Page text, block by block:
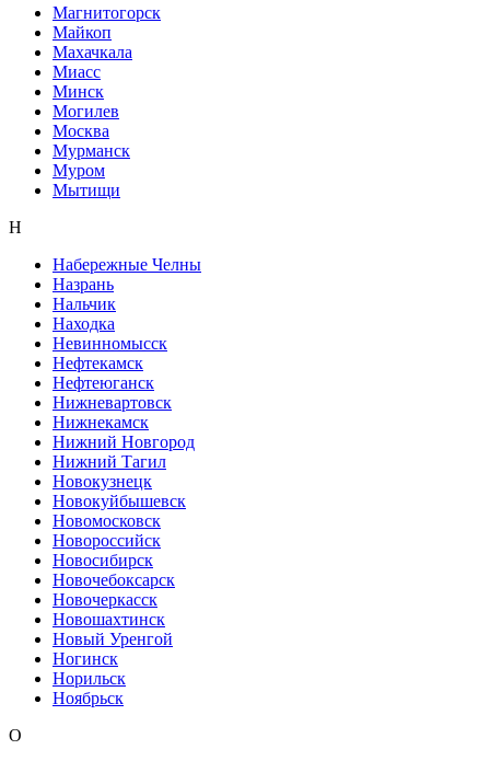
Магнитогорск
Майкоп
Махачкала
Миасс
Минск
Могилев
Москва
Мурманск
Муром
Мытищи
Н
Набережные Челны
Назрань
Нальчик
Находка
Невинномысск
Нефтекамск
Нефтеюганск
Нижневартовск
Нижнекамск
Нижний Новгород
Нижний Тагил
Новокузнецк
Новокуйбышевск
Новомосковск
Новороссийск
Новосибирск
Новочебоксарск
Новочеркасск
Новошахтинск
Новый Уренгой
Ногинск
Норильск
Ноябрьск
О